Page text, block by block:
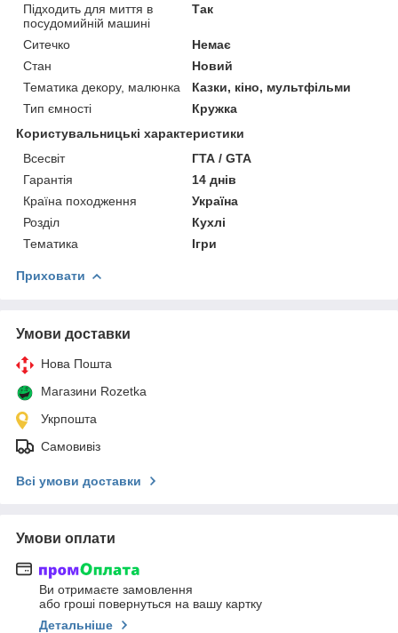
Підходить для миття в
посудомийній машині
Так
Ситечко
Немає
Стан
Новий
Тематика декору, малюнка
Казки, кіно, мультфільми
Тип ємності
Кружка
Користувальницькі характеристики
Всесвіт
ГТА / GTA
Гарантія
14 днів
Країна походження
Україна
Розділ
Кухлі
Тематика
Ігри
Приховати
Умови доставки
Нова Пошта
Магазини Rozetka
Укрпошта
Самовивіз
Всі умови доставки
Умови оплати
Ви отримаєте замовлення
або гроші повернуться на вашу картку
Детальніше